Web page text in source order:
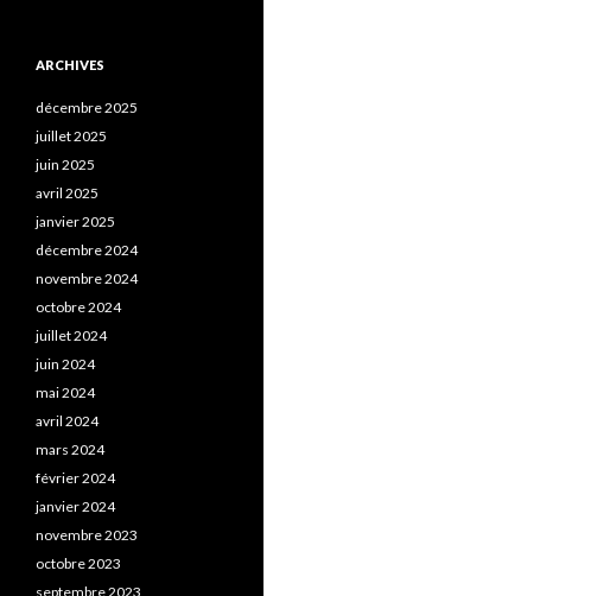
ARCHIVES
décembre 2025
juillet 2025
juin 2025
avril 2025
janvier 2025
décembre 2024
novembre 2024
octobre 2024
juillet 2024
juin 2024
mai 2024
avril 2024
mars 2024
février 2024
janvier 2024
novembre 2023
octobre 2023
septembre 2023